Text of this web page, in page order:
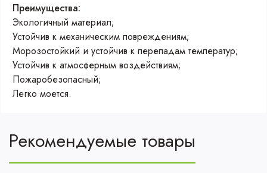
Преимущества:
Экологичный материал;
Устойчив к механическим повреждениям;
Морозостойкий и устойчив к перепадам температур;
Устойчив к атмосферным воздействиям;
Пожаробезопасный;
Легко моется.
Рекомендуемые товары